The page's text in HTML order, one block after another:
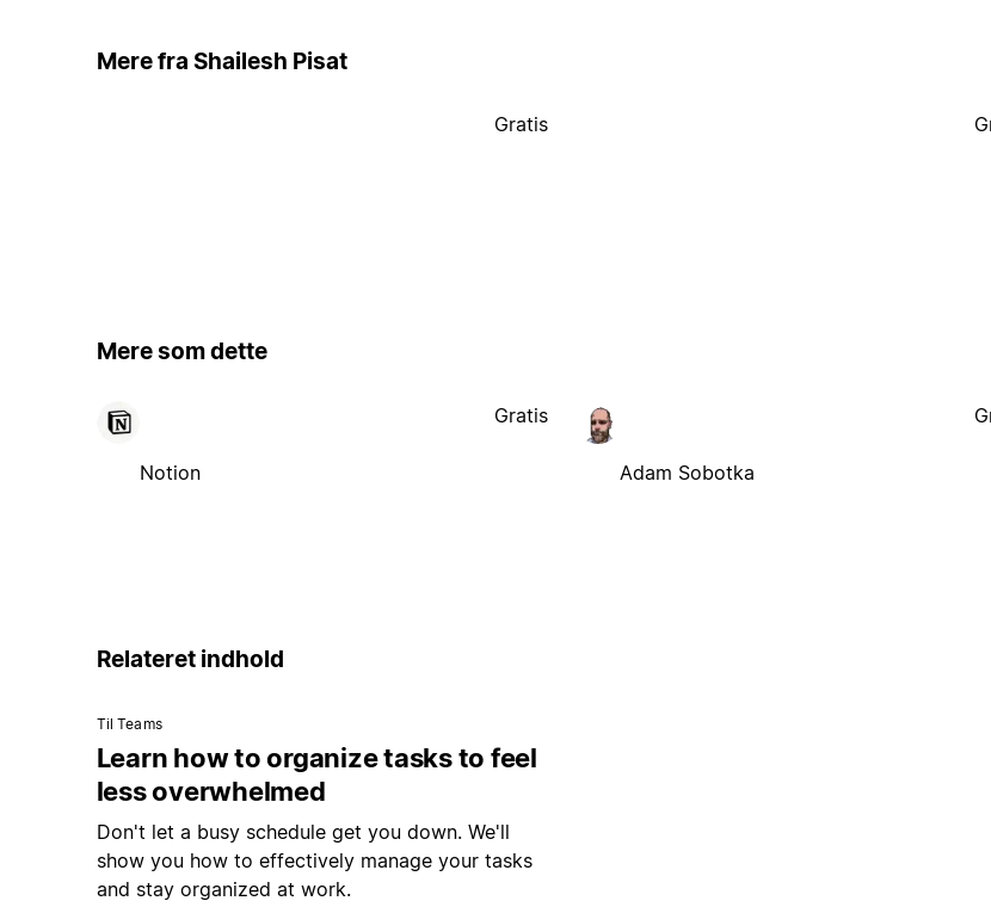
Mere fra Shailesh Pisat
Gratis
Mere som dette
Notion
Gratis
Adam Sobotka
Relateret indhold
Til Teams
Learn how to organize tasks to feel
less overwhelmed
Don't let a busy schedule get you down. We'll
show you how to effectively manage your tasks
and stay organized at work.